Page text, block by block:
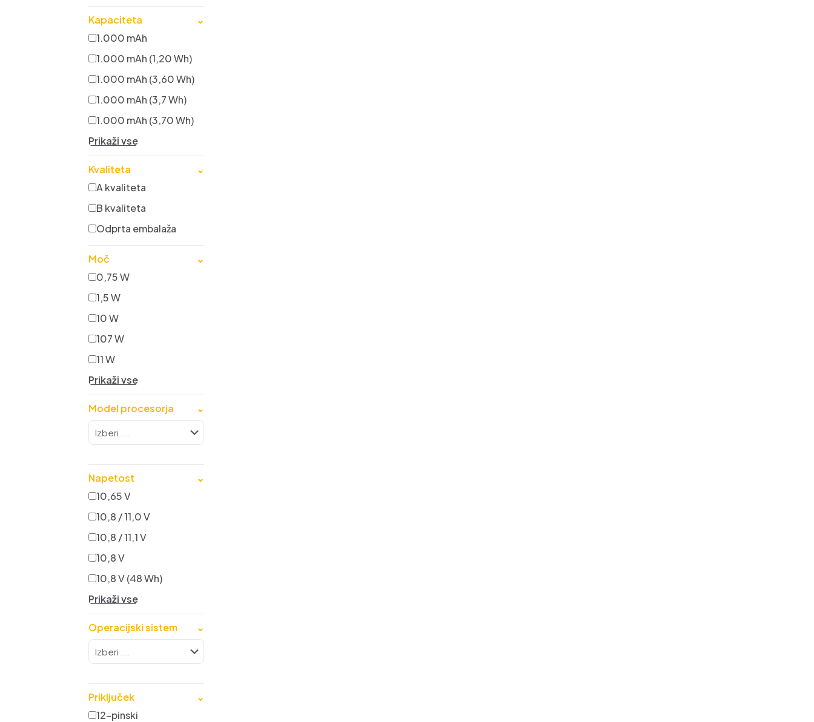
Kapaciteta
⌄
1.000 mAh
1.000 mAh (1,20 Wh)
1.000 mAh (3,60 Wh)
1.000 mAh (3,7 Wh)
1.000 mAh (3,70 Wh)
Prikaži vse
Kvaliteta
⌄
A kvaliteta
B kvaliteta
Odprta embalaža
Moč
⌄
0,75 W
1,5 W
10 W
107 W
11 W
Prikaži vse
Model procesorja ⌄
Napetost
⌄
10,65 V
10,8 / 11,0 V
10,8 / 11,1 V
10,8 V
10,8 V (48 Wh)
Prikaži vse
Operacijski sistem ⌄
Priključek
⌄
12-pinski